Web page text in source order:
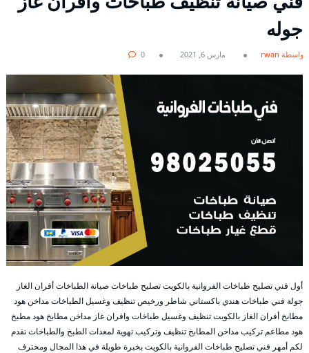
جوله
بواسطة rwan مارس 6, 2021 0
أول فني تصليح طباخات الفروانية بالكويت تصليح طباخات صيانة الطباخات أفران الغاز
جولة فني طباخات هندي باكستاني شاطر ورخيص تنظيف وغسيل الطباخات مداخن هود
مطابخ أفران الغاز بالكويت تنظيف وغسيل طباخات وافران غاز مداخن مطابخ هود مطبخ
هود مطاعم تركيب مداخن المطابخ تنظيف وتركيب تهوية لمعدات الطبخ والطباخات نقدم
لكم أمهر فني تصليح طباخات الفروانية بالكويت بخبرة طويلة في هذا المجال ومحترف